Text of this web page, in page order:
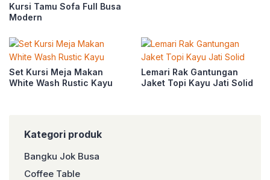
Kursi Tamu Sofa Full Busa
Modern
Set Kursi Meja Makan
White Wash Rustic Kayu
Lemari Rak Gantungan
Jaket Topi Kayu Jati Solid
Kategori produk
Bangku Jok Busa
Coffee Table